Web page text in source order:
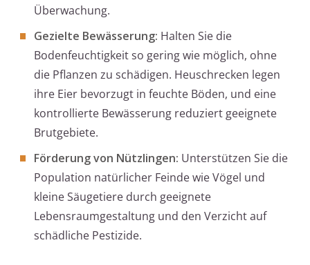
Überwachung.
Gezielte Bewässerung: Halten Sie die
Bodenfeuchtigkeit so gering wie möglich, ohne
die Pflanzen zu schädigen. Heuschrecken legen
ihre Eier bevorzugt in feuchte Böden, und eine
kontrollierte Bewässerung reduziert geeignete
Brutgebiete.
Förderung von Nützlingen: Unterstützen Sie die
Population natürlicher Feinde wie Vögel und
kleine Säugetiere durch geeignete
Lebensraumgestaltung und den Verzicht auf
schädliche Pestizide.